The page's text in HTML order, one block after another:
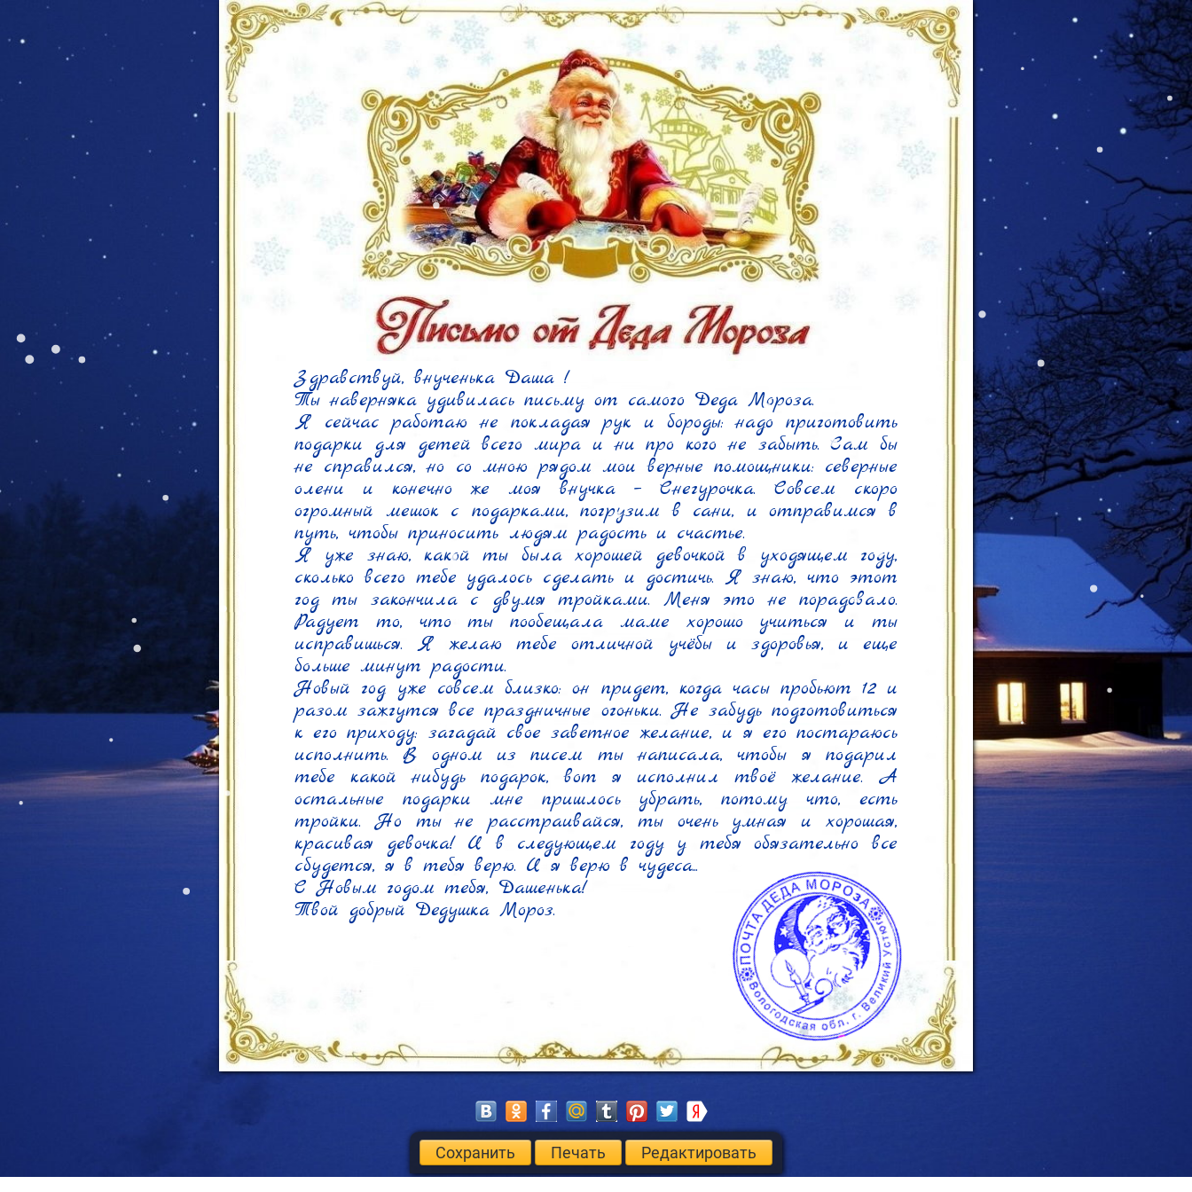
Здравствуй, внученька Даша !
Ты наверняка удивилась письму от самого Деда Мороза.
Я сейчас работаю не покладая рук и бороды: надо приготовить
подарки для детей всего мира и ни про кого не забыть. Сам бы
не справился, но со мною рядом мои верные помощники: северные
олени и конечно же моя внучка – Снегурочка. Совсем скоро
огромный мешок с подарками, погрузим в сани, и отправимся в
путь, чтобы приносить людям радость и счастье.
Я уже знаю, какой ты была хорошей девочкой в уходящем году,
сколько всего тебе удалось сделать и достичь. Я знаю, что этот
год ты закончила с двумя тройками. Меня это не порадовало.
Радует то, что ты пообещала маме хорошо учиться и ты
исправишься. Я желаю тебе отличной учёбы и здоровья, и еще
больше минут радости.
Новый год уже совсем близко: он придет, когда часы пробьют 12 и
разом зажгутся все праздничные огоньки. Не забудь подготовиться
к его приходу: загадай свое заветное желание, и я его постараюсь
исполнить. В одном из писем ты написала, чтобы я подарил
тебе какой нибудь подарок, вот я исполнил твоё желание. А
остальные подарки мне пришлось убрать, потому что, есть
тройки. Но ты не расстраивайся, ты очень умная и хорошая,
красивая девочка! И в следующем году у тебя обязательно все
сбудется, я в тебя верю. И я верю в чудеса...
С Новым годом тебя, Дашенька!
Твой добрый Дедушка Мороз.
Сохранить Печать Редактировать